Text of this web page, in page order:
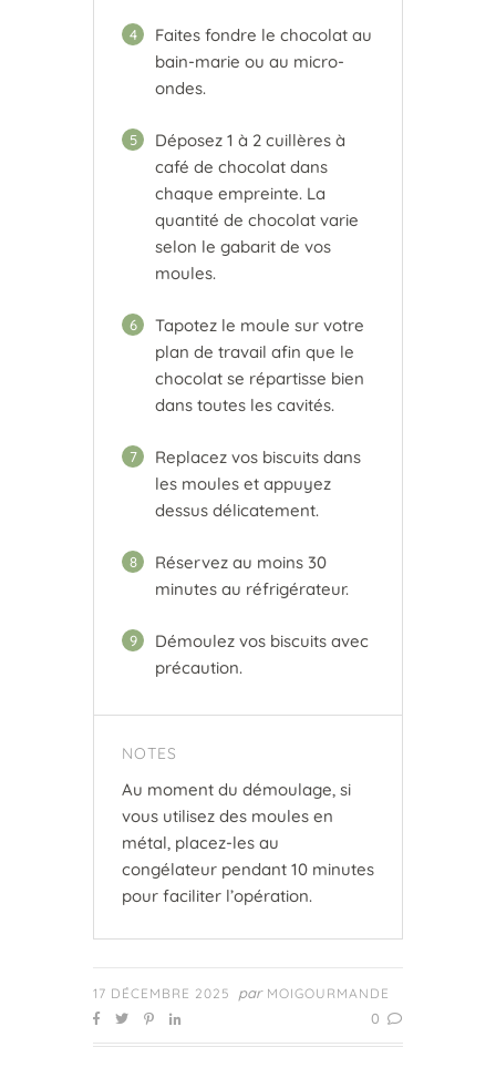
4
Faites fondre le chocolat au
bain-marie ou au micro-
ondes.
5
Déposez 1 à 2 cuillères à
café de chocolat dans
chaque empreinte. La
quantité de chocolat varie
selon le gabarit de vos
moules.
6
Tapotez le moule sur votre
plan de travail afin que le
chocolat se répartisse bien
dans toutes les cavités.
7
Replacez vos biscuits dans
les moules et appuyez
dessus délicatement.
8
Réservez au moins 30
minutes au réfrigérateur.
9
Démoulez vos biscuits avec
précaution.
NOTES
Au moment du démoulage, si
vous utilisez des moules en
métal, placez-les au
congélateur pendant 10 minutes
pour faciliter l’opération.
17 DÉCEMBRE 2025 par MOIGOURMANDE
0